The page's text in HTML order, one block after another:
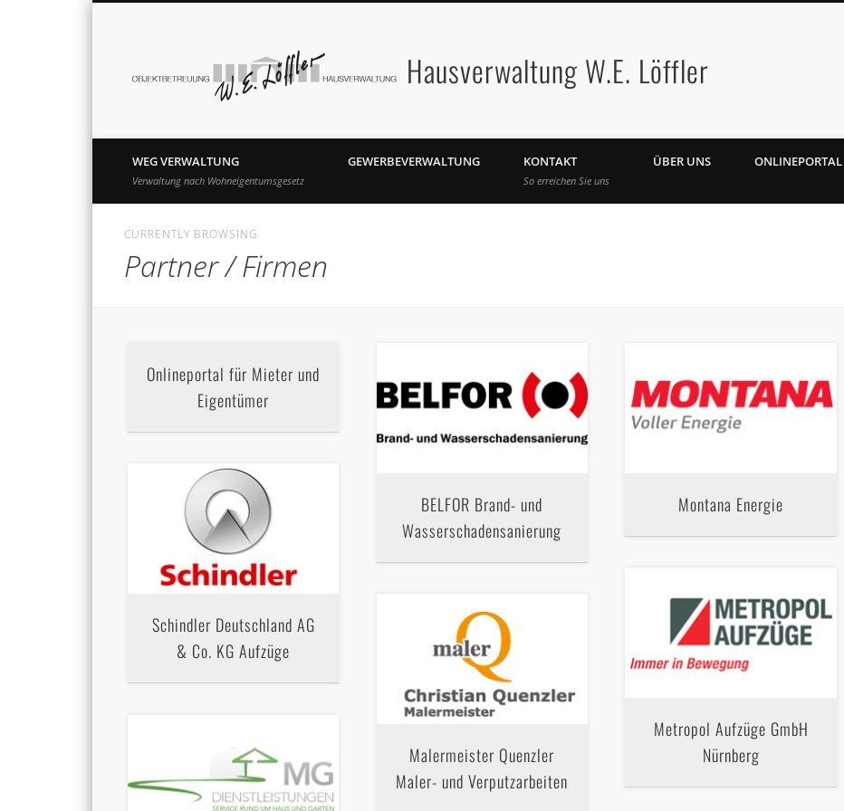
Hausverwaltung W.E. Löffler
WEG VERWALTUNG
Verwaltung nach Wohneigentumsgesetz
GEWERBEVERWALTUNG KONTAKT
So erreichen Sie uns
ÜBER UNS ONLINEPORTAL
CURRENTLY BROWSING
Partner / Firmen
Onlineportal für Mieter und
Eigentümer
BELFOR Brand- und
Wasserschadensanierung
Montana Energie
Schindler Deutschland AG
& Co. KG Aufzüge
Metropol Aufzüge GmbH
Nürnberg
Malermeister Quenzler
Maler- und Verputzarbeiten